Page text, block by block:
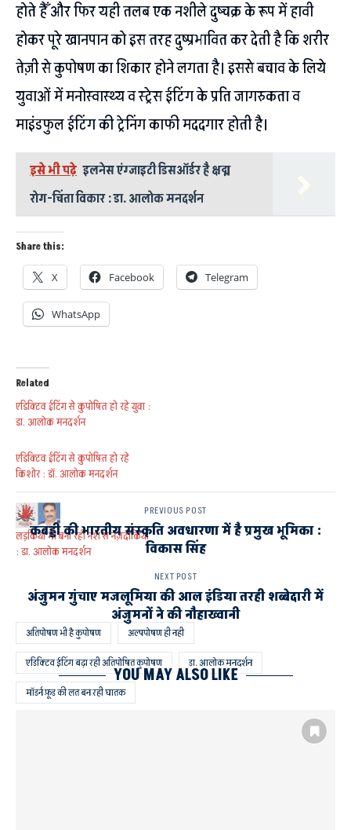
होते हैँ और फिर यही तलब एक नशीले दुष्चक्र के रूप में हावी
होकर पूरे खानपान को इस तरह दुष्प्रभावित कर देती है कि शरीर
तेज़ी से कुपोषण का शिकार होने लगता है। इससे बचाव के लिये
युवाओं में मनोस्वास्थ्य व स्ट्रेस ईटिंग के प्रति जागरुकता व
माइंडफुल ईटिंग की ट्रेनिंग काफी मददगार होती है।
इसे भी पढ़े इलनेस एंग्जाइटी डिसऑर्डर है क्षद्म
रोग-चिंता विकार : डा. आलोक मनदर्शन
Share this:
X Facebook Telegram
WhatsApp
Related
एडिक्टिव ईटिंग से कुपोषित हो रहे युवा :
डा. आलोक मनदर्शन
एडिक्टिव ईटिंग से कुपोषित हो रहे
किशोर : डॉ. आलोक मनदर्शन
लड़कियां भी बना रही नशे से नज़दीकियां
: डा. आलोक मनदर्शन
अतिपोषण भी है कुपोषण अल्पपोषण ही नही
एडिक्टिव ईटिंग बढ़ा रही अतिपोषित कुपोषण डा. आलोक मनदर्शन
मॉडर्न फ़ूड की लत बन रही घातक
PREVIOUS POST
कबड्डी की भारतीय संस्कृति अवधारणा में है प्रमुख भूमिका :
विकास सिंह
NEXT POST
अंजुमन गुंचाए मजलूमिया की आल इंडिया तरही शब्बेदारी में
अंजुमनों ने की नौहाख्वानी
YOU MAY ALSO LIKE